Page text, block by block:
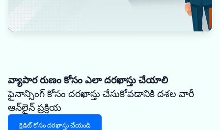
వ్యాపార రుణం కోసం ఎలా దరఖాస్తు చేయాలి
ఫైనాన్సింగ్ కోసం దరఖాస్తు చేసుకోవడానికి దశల వారీ
ఆన్‌లైన్ ప్రక్రియ
క్రెడిట్ కోసం దరఖాస్తు చేయండి